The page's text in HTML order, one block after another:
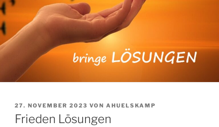
VERÖFFENTLICHT
AM
27. NOVEMBER 2023 VON AHUELSKAMP
Frieden Lösungen